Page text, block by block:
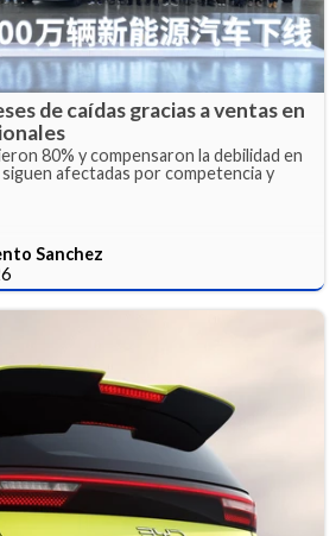
de caídas gracias a ventas en
80% y compensaron la debilidad en
afectadas por competencia y
Sanchez